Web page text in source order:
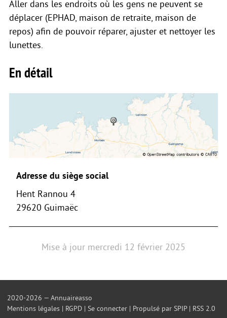
Aller dans les endroits où les gens ne peuvent se
déplacer (EPHAD, maison de retraite, maison de
repos) afin de pouvoir réparer, ajuster et nettoyer les
lunettes.
En détail
Adresse du siège social
Hent Rannou 4
29620 Guimaëc
Mise à jour mercredi 12 février 2025
2020-2026 — Annuaireasso
Mentions légales | RGPD |Se connecter | Propulsé par SPIP| RSS 2.0